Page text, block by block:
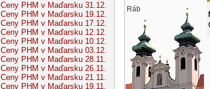
Ceny PHM v Maďarsku 31.12.
Ceny PHM v Maďarsku 19.12.
Ceny PHM v Maďarsku 17.12.
Ceny PHM v Maďarsku 12.12.
Ceny PHM v Maďarsku 10.12.
Ceny PHM v Maďarsku 03.12.
Ceny PHM v Maďarsku 28.11.
Ceny PHM v Maďarsku 26.11.
Ceny PHM v Maďarsku 21.11.
Ceny PHM v Maďarsku 19.11.
Ráb